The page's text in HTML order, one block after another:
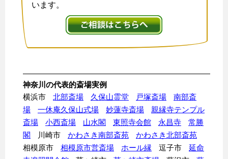
います。
神奈川の代表的斎場実例
横浜市
北部斎場 久保山霊堂 戸塚斎場
南部斎
場
一休庵久保山式場 妙蓮寺斎場
親縁寺テンプル
斎場
小西斎場 山水閣 東照寺会館 永昌寺
常勝
閣
川崎市 かわさき南部斎苑
かわさき北部斎苑
相模原市
相模原市営斎場 ホール縁 逗子市
延命